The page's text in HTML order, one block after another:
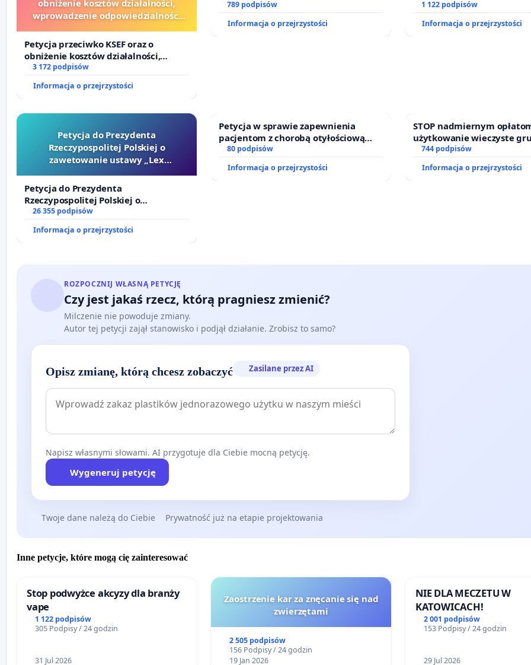
obniżenie kosztów działalności,
wprowadzenie odpowiedzialności
sędziów
Petycja przeciwko KSEF oraz o
obniżenie kosztów działalności,
wprowadzenie odpowiedzialności
sędziów
3 172 podpisów
Informacja o przejrzystości
prawa rodzinnego
789 podpisów
Informacja o przejrzystości
1 122 podpisów
Informacja o przejrzystości
Petycja do Prezydenta
Rzeczypospolitej Polskiej o
zawetowanie ustawy „Lex
Petycja do Prezydenta
Rzeczypospolitej Polskiej o
zawetowanie ustawy „Lex Szarlatan”
26 355 podpisów
Informacja o przejrzystości
Petycja w sprawie zapewnienia
pacjentom z chorobą otyłościową
dostępu do kompleksowego leczenia
80 podpisów
Informacja o przejrzystości
STOP nadmiernym
użytkowanie wieczyste
zajmowanych przez
744 podpisów
Informacja o przejrzystości
ROZPOCZNIJ WŁASNĄ PETYCJĘ
Czy jest jakaś rzecz, którą pragniesz zmienić?
Milczenie nie powoduje zmiany.
Autor tej petycji zajął stanowisko i podjął działanie. Zrobisz to samo?
Opisz zmianę, którą chcesz zobaczyć Zasilane przez AI
Napisz własnymi słowami. AI przygotuje dla Ciebie mocną petycję.
Wygeneruj petycję
Twoje dane należą do Ciebie Prywatność już na etapie projektowania
Inne petycje, które mogą cię zainteresować
Stop podwyżce akcyzy dla branży
vape
1 122 podpisów
305 Podpisy / 24 godzin
31 Jul 2026
Zaostrzenie kar za znęcanie się nad
zwierzętami
2 505 podpisów
156 Podpisy / 24 godzin
19 Jan 2026
NIE DLA MECZETU W
KATOWICACH!
2 001 podpisów
153 Podpisy / 24 godzin
29 Jul 2026